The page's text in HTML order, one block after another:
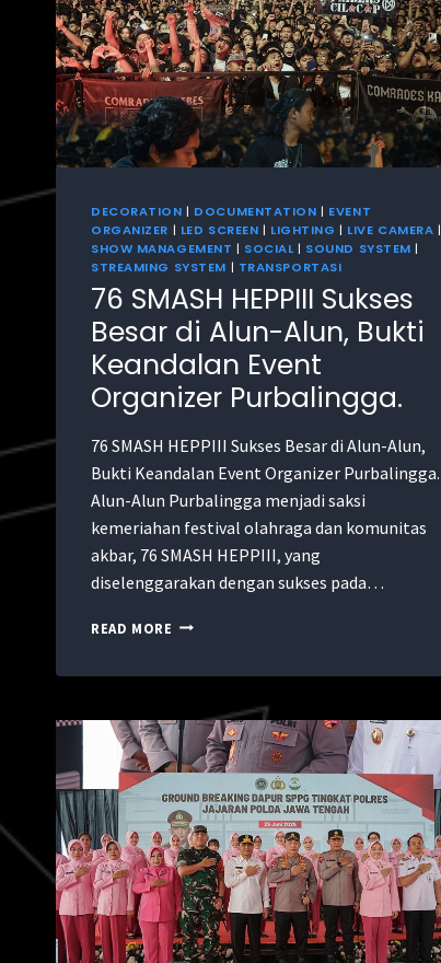
DECORATION | DOCUMENTATION | EVENT
ORGANIZER | LED SCREEN | LIGHTING | LIVE CAMERA |
SHOW MANAGEMENT | SOCIAL| SOUND SYSTEM |
STREAMING SYSTEM | TRANSPORTASI
76 SMASH HEPPIII Sukses
Besar di Alun-Alun, Bukti
Keandalan Event
Organizer Purbalingga.
76 SMASH HEPPIII Sukses Besar di Alun-Alun,
Bukti Keandalan Event Organizer Purbalingga.
Alun-Alun Purbalingga menjadi saksi
kemeriahan festival olahraga dan komunitas
akbar, 76 SMASH HEPPIII, yang
diselenggarakan dengan sukses pada…
READ MORE